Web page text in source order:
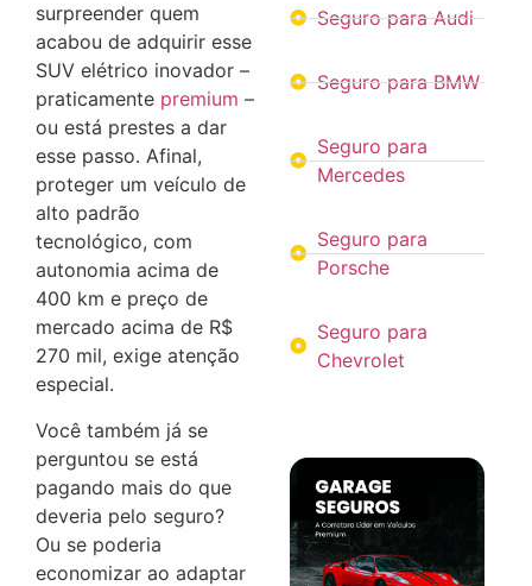
surpreender quem
acabou de adquirir esse
SUV elétrico inovador –
praticamente premium –
ou está prestes a dar
esse passo. Afinal,
proteger um veículo de
alto padrão
tecnológico, com
autonomia acima de
400 km e preço de
mercado acima de R$
270 mil, exige atenção
especial.
Você também já se
perguntou se está
pagando mais do que
deveria pelo seguro?
Ou se poderia
economizar ao adaptar
Seguro para Audi
Seguro para BMW
Seguro para
Mercedes
Seguro para
Porsche
Seguro para
Chevrolet